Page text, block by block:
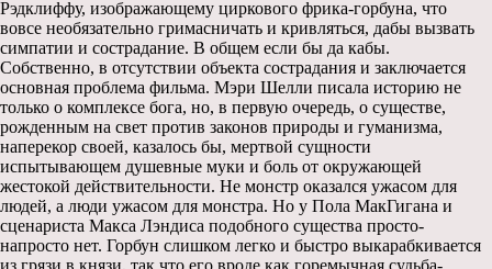
Рэдклиффу, изображающему циркового фрика-горбуна, что
вовсе необязательно гримасничать и кривляться, дабы вызвать
симпатии и сострадание. В общем если бы да кабы.
Собственно, в отсутствии объекта сострадания и заключается
основная проблема фильма. Мэри Шелли писала историю не
только о комплексе бога, но, в первую очередь, о существе,
рожденным на свет против законов природы и гуманизма,
наперекор своей, казалось бы, мертвой сущности
испытывающем душевные муки и боль от окружающей
жестокой действительности. Не монстр оказался ужасом для
людей, а люди ужасом для монстра. Но у Пола МакГигана и
сценариста Макса Лэндиса подобного существа просто-
напросто нет. Горбун слишком легко и быстро выкарабкивается
из грязи в князи, так что его вроде как горемычная судьба-